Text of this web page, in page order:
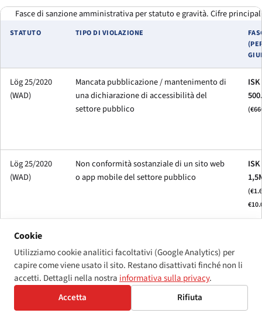
Fasce di sanzione amministrativa per statuto e gravità. Cifre
STATUTO TIPO DI VIOLAZIONE
Lög 25/2020
(WAD)
Mancata pubblicazione / mantenimento di
una dichiarazione di accessibilità del
settore pubblico
Lög 25/2020
(WAD)
Non conformità sostanziale di un sito web
o app mobile del settore pubblico
recepimento
dell'EAA —
lieve
(informazioni sull'accessibilità mancanti,
lacune nel fascicolo tecnico)
Cookie
Utilizziamo cookie analitici facoltativi (Google Analytics) per
capire come viene usato il sito. Restano disattivati finché non li
accetti. Dettagli nella nostra informativa sulla privacy.
Accetta
Rifiuta